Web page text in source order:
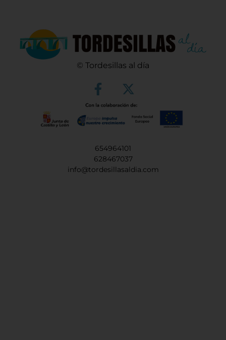
© Tordesillas al día
654964101
628467037
info@tordesillasaldia.com